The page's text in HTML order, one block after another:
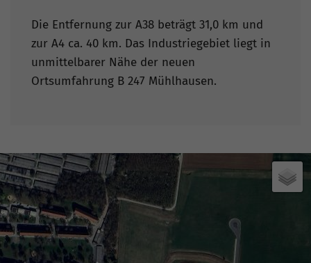
Die Entfernung zur A38 beträgt 31,0 km und
zur A4 ca. 40 km. Das Industriegebiet liegt in
unmittelbarer Nähe der neuen
Ortsumfahrung B 247 Mühlhausen.